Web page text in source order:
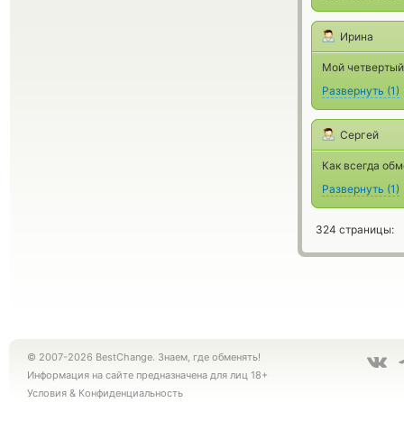
Ирина
Мой
Развернуть (1)
Сергей
Как всегда
Развернуть (1)
324 страницы:
© 2007-2026 BestChange. Знаем, где обменять!
Информация на сайте предназначена для лиц 18+
Условия & Конфиденциальность